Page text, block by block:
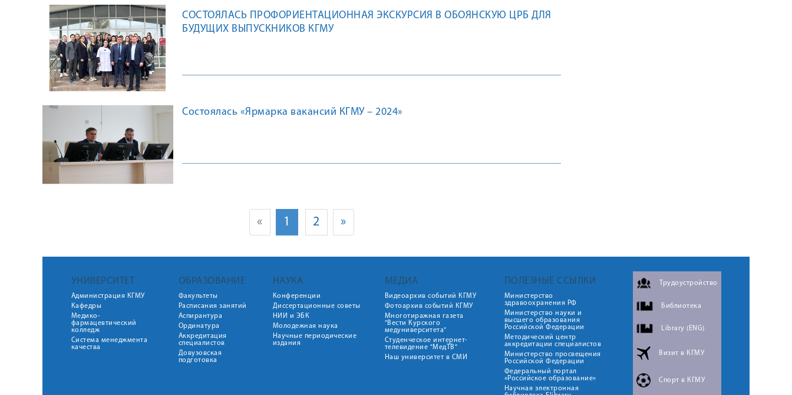
СОСТОЯЛАСЬ ПРОФОРИЕНТАЦИОННАЯ ЭКСКУРСИЯ В ОБОЯНСКУЮ ЦРБ ДЛЯ
БУДУЩИХ ВЫПУСКНИКОВ КГМУ
Состоялась «Ярмарка вакансий КГМУ – 2024»
« 1 2 »
УНИВЕРСИТЕТ
Администрация КГМУ
Кафедры
Медико-
фармацевтический
колледж
Система менеджмента
качества
ОБРАЗОВАНИЕ
Факультеты
Расписания занятий
Аспирантура
Ординатура
Аккредитация
специалистов
Довузовская
подготовка
НАУКА
Конференции
Диссертационные советы
НИИ и ЭБК
Молодежная наука
Научные периодические
издания
МЕДИА
Видеоархив событий КГМУ
Фотоархив событий КГМУ
Многотиражная газета
"Вести Курского
медуниверситета"
Студенческое интернет-
телевидение "МедТВ"
Наш университет в СМИ
ПОЛЕЗНЫЕ ССЫЛКИ
Министерство
здравоохранения РФ
Министерство науки и
высшего образования
Российской Федерации
Методический центр
аккредитации специалистов
Министерство просвещения
Российской Федерации
Федеральный портал
«Российское образование»
Научная электронная
Трудоустройство
Библиотека
Library (ENG)
Визит в КГМУ
Спорт в КГМУ